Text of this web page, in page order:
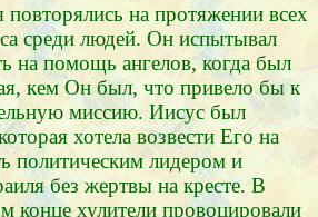
на протяжении всех
среди людей. Он испытывал
на помощь ангелов, когда был
кем Он был, что привело бы к
миссию. Иисус был
хотела возвести Его на
политическим лидером и
без жертвы на кресте. В
конце хулители провоцировали